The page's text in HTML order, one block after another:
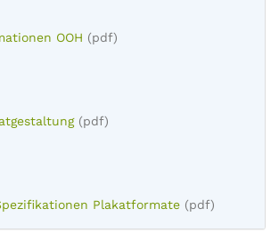
OOH (pdf)
(pdf)
Plakatformate (pdf)